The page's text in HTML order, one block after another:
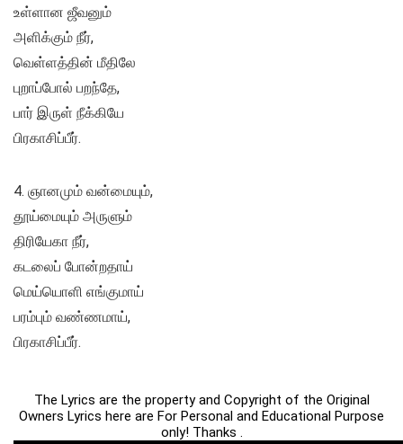
உள்ளான ஜீவனும்
அளிக்கும் நீர்,
வெள்ளத்தின் மீதிலே
புறாப்போல் பறந்தே,
பார் இருள் நீக்கியே
பிரகாசிப்பீர்.
4. ஞானமும் வன்மையும்,
தூய்மையும் அருளும்
திரியேகா நீர்,
கடலைப் போன்றதாய்
மெய்யொளி எங்குமாய்
பரம்பும் வண்ணமாய்,
பிரகாசிப்பீர்.
The Lyrics are the property and Copyright of the Original
Owners Lyrics here are For Personal and Educational Purpose
only! Thanks .